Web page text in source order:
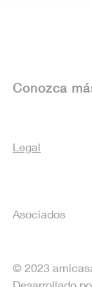
Conozca
Legal
Asociados
© 2023